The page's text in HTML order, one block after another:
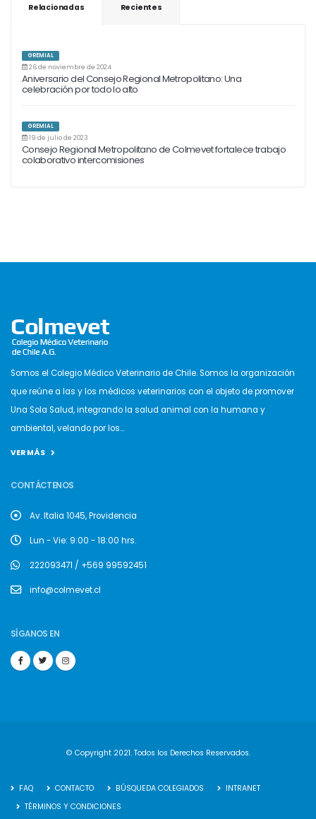
Relacionadas Recientes
GREMIAL
26 de noviembre de 2024
Aniversario del Consejo Regional Metropolitano: Una
celebración por todo lo alto
GREMIAL
19 de julio de 2023
Consejo Regional Metropolitano de Colmevet fortalece trabajo
colaborativo intercomisiones
Somos el Colegio Médico Veterinario de Chile. Somos la organización
que reúne a las y los médicos veterinarios con el objeto de promover
Una Sola Salud, integrando la salud animal con la humana y
ambiental, velando por los...
VER MÁS
CONTÁCTENOS
Av. Italia 1045, Providencia
Lun - Vie: 9:00 - 18:00 hrs.
222093471 / +569 99592451
info@colmevet.cl
SÍGANOS EN
© Copyright 2021. Todos los Derechos Reservados.
FAQ CONTACTO BÚSQUEDA COLEGIADOS
INTRANET
TÉRMINOS Y CONDICIONES